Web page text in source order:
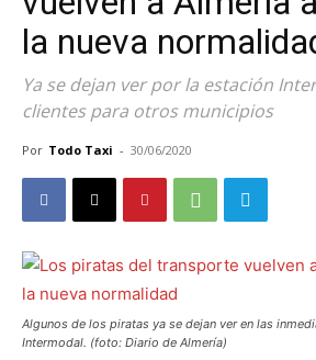
la nueva
Ya se dejan ver por la estación
clientes para otros municipios
Por Todo Taxi - 30/06/2020
Algunos de los piratas ya se dejan ver en las
Intermodal. (foto: Diario de Almería)